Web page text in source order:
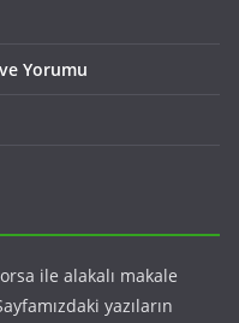
Yorumu
ile alakalı makale
yazıların